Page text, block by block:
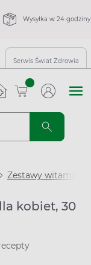
Wysyłka w 24 godziny
Serwis Świat Zdrowia
sztuk
Zestawy witamin i
kobiet, 30